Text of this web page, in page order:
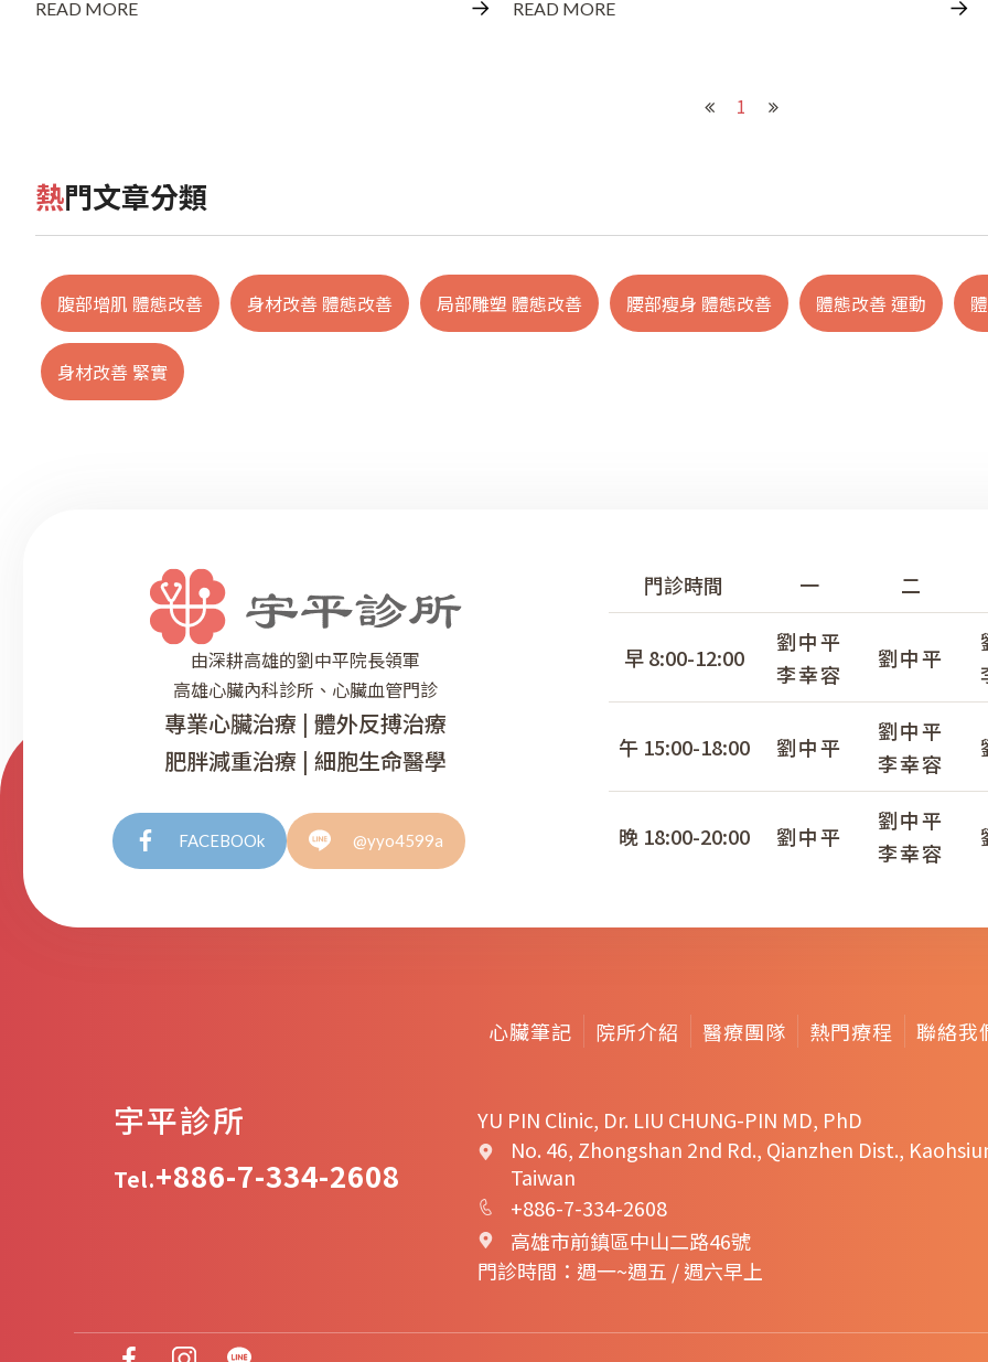
READ MORE READ MORE
1
熱門文章分類
腹部增肌 體態改善 身材改善 體態改善 局部雕塑 體態改善 腰部瘦身 體態改善 體態改善 運動
身材改善 緊實
由深耕高雄的劉中平院長領軍
高雄心臟內科診所、心臟血管門診
專業心臟治療 | 體外反搏治療
肥胖減重治療 | 細胞生命醫學
FACEBOOk @yyo4599a
門診時間 一 二
早 8:00-12:00
劉中平
李幸容
劉中平
午 15:00-18:00 劉中平
劉中平
李幸容
晚 18:00-20:00 劉中平
劉中平
李幸容
宇平診所
Tel.+886-7-334-2608
心臟筆記 院所介紹 醫療團隊 熱門療程 聯絡我
YU PIN Clinic, Dr. LIU CHUNG-PIN MD, PhD
No. 46, Zhongshan 2nd Rd., Qianzhen Dist.,
Taiwan
+886-7-334-2608
高雄市前鎮區中山二路46號
門診時間：週一~週五 / 週六早上